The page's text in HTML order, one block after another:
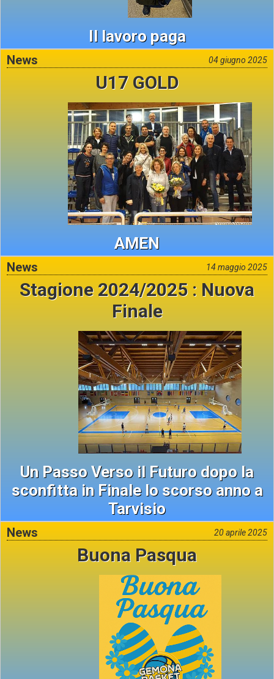
Il lavoro paga
News 04 giugno 2025
U17 GOLD
AMEN
News 14 maggio 2025
Stagione 2024/2025 : Nuova
Finale
Un Passo Verso il Futuro dopo la
sconfitta in Finale lo scorso anno a
Tarvisio
News 20 aprile 2025
Buona Pasqua